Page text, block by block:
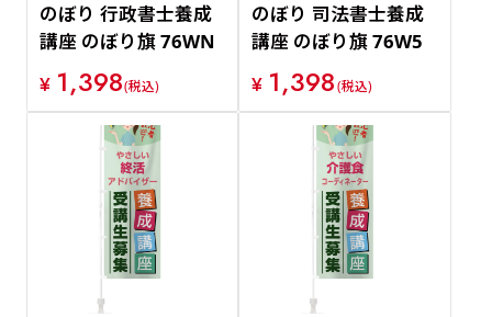
のぼり 行政書士養成
講座 のぼり旗 76WN
¥ 1,398(税込)
のぼり 司法書士養成
講座 のぼり旗 76W5
¥ 1,398(税込)